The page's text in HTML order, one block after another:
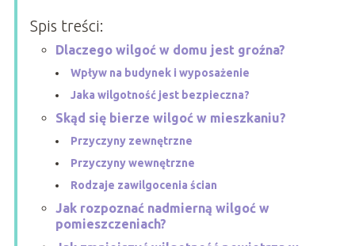
Spis treści:
Dlaczego wilgoć w domu jest groźna?
Wpływ na budynek i wyposażenie
Jaka wilgotność jest bezpieczna?
Skąd się bierze wilgoć w mieszkaniu?
Przyczyny zewnętrzne
Przyczyny wewnętrzne
Rodzaje zawilgocenia ścian
Jak rozpoznać nadmierną wilgoć w
pomieszczeniach?